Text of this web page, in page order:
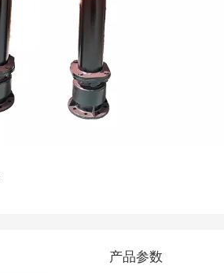
产品参数